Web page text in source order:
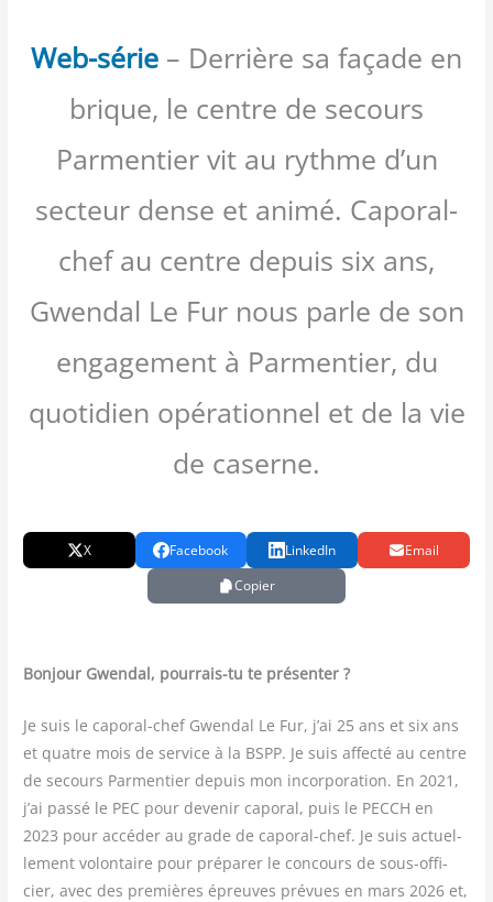
Web-série – Derrière sa façade en
brique, le centre de secours
Parmentier vit au rythme d’un
secteur dense et animé. Caporal-
chef au centre depuis six ans,
Gwendal Le Fur nous parle de son
engagement à Parmentier, du
quotidien opérationnel et de la vie
de caserne.
X Facebook LinkedIn
Email
Copier
Bon­jour Gwen­dal, pour­rais-tu te présenter ?
Je suis le capo­ral-chef Gwen­dal Le Fur, j’ai 25 ans et six ans
et quatre mois de ser­vice à la BSPP. Je suis affec­té au centre
de secours Par­men­tier depuis mon incor­po­ra­tion. En 2021,
j’ai pas­sé le PEC pour deve­nir capo­ral, puis le PECCH en
2023 pour accé­der au grade de capo­ral-chef. Je suis actuel­
le­ment volon­taire pour pré­pa­rer le concours de sous-offi­
cier, avec des pre­mières épreuves pré­vues en mars 2026 et,